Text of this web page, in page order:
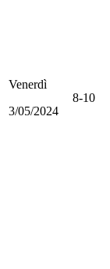
Venerdì
3/05/2024
8-10